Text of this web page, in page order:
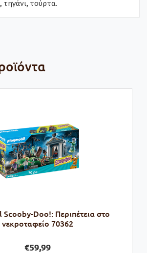
τηγάνι, τούρτα.
Doo!: Περιπέτεια στο
νεκροταφείο 70362
€59,99